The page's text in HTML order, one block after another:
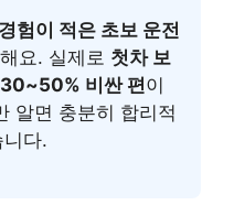
험이 적은 초보 운전
요. 실제로 첫차 보
비싼 편이
알면 충분히 합리적
다.